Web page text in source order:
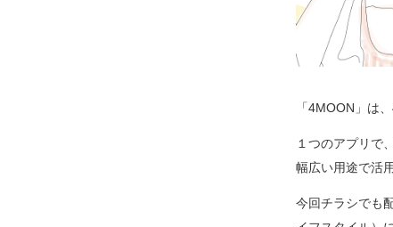
「4MOON」は
１つのアプリで
幅広い用途で活
今回チラシでも